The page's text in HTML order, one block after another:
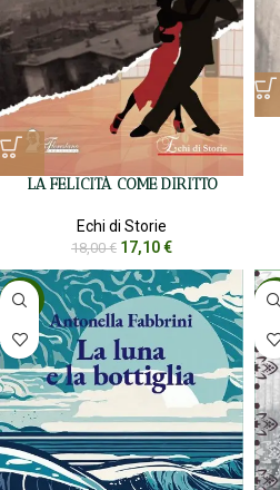
LA FELICITÀ COME DIRITTO
Echi di Storie
18,00€ 17,10€
-5% -5%